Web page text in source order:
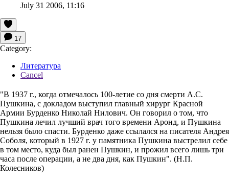
July 31 2006, 11:16
17
Category:
Литература
Cancel
"В 1937 г., когда отмечалось 100-летие со дня смерти А.С.
Пушкина, с докладом выступил главный хирург Красной
Армии Бурденко Николай Нилович. Он говорил о том, что
Пушкина лечил лучший врач того времени Аронд, и Пушкина
нельзя было спасти. Бурденко даже ссылался на писателя Андрея
Соболя, который в 1927 г. у памятника Пушкина выстрелил себе
в том место, куда был ранен Пушкин, и прожил всего лишь три
часа после операции, а не два дня, как Пушкин". (Н.П.
Колесников)